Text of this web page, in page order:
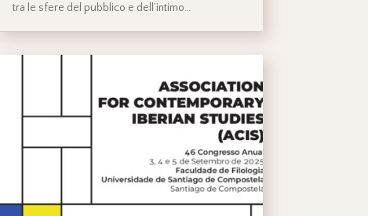
tra le sfere del pubblico e dell’intimo…